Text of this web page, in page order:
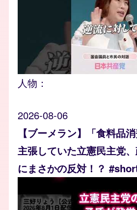
人物：
2026-08-06
【ブーメラン】「食料品
主張していた立憲民主党
にまさかの反対！？